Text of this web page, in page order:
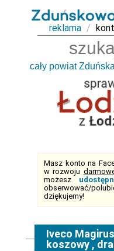
reklama /
Masz konto na
w rozwoju
możesz
obserwować/
dziękujemy!
Iveco
koszowy ,